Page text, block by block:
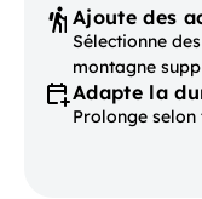
Ajoute des
Sélectionne
montagne
Adapte la
Prolonge selon